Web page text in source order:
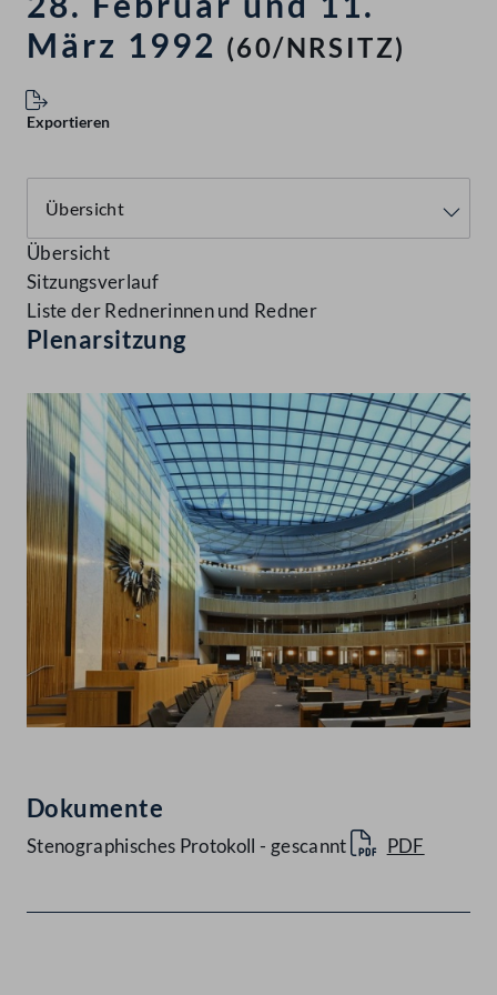
März 1992 (60/NRSITZ)
Exportieren
Übersicht
Sitzungsverlauf
Liste der Rednerinnen und Redner
Plenarsitzung
Dokumente
Stenographisches Protokoll - gescannt PDF